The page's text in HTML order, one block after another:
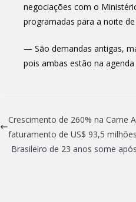
negociações com o
programadas para a noite
— São demandas antigas,
pois ambas estão na
Crescimento de 260% na Carne
faturamento de US$ 93,5
Brasileiro de 23 anos some